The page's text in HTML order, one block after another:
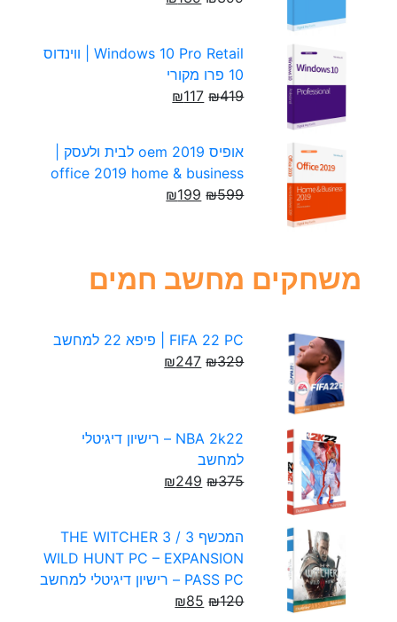
Windows 10 Pro Retail | ווינדוס
10 פרו מקורי
₪419
₪117
אופיס 2019 oem לבית ולעסק |
office 2019 home & business
₪599
₪199
משחקים מחשב חמים
FIFA 22 PC | פיפא 22 למחשב
₪329
₪247
NBA 2k22 – רישיון דיגיטלי
למחשב
₪375
₪249
המכשף 3 / THE WITCHER 3
WILD HUNT PC – EXPANSION
PASS PC – רישיון דיגיטלי למחשב
₪120
₪85